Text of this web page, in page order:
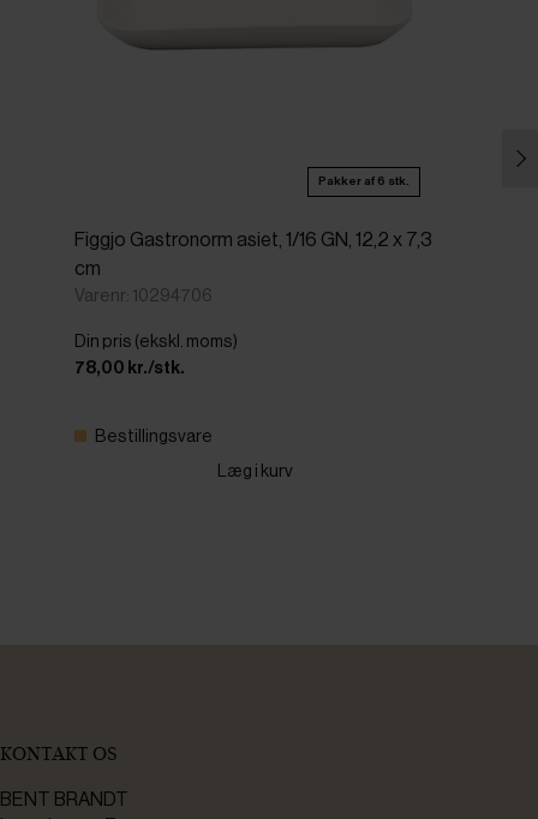
Pakker af 6 stk.
Figgjo Gastronorm asiet, 1/16 GN, 12,2 x 7,3
cm
Varenr: 10294706
Din pris (ekskl. moms)
78,00 kr./stk.
Bestillingsvare
Læg i kurv
KONTAKT OS
BENT BRANDT